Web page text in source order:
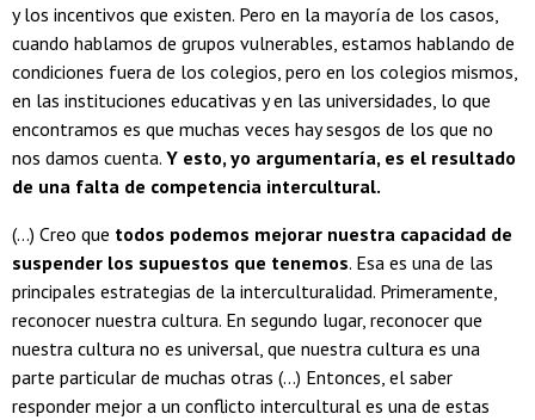
y los incentivos que existen. Pero en la mayoría de los casos,
cuando hablamos de grupos vulnerables, estamos hablando de
condiciones fuera de los colegios, pero en los colegios mismos,
en las instituciones educativas y en las universidades, lo que
encontramos es que muchas veces hay sesgos de los que no
nos damos cuenta. Y esto, yo argumentaría, es el resultado
de una falta de competencia intercultural.
(...) Creo que todos podemos mejorar nuestra capacidad de
suspender los supuestos que tenemos. Esa es una de las
principales estrategias de la interculturalidad. Primeramente,
reconocer nuestra cultura. En segundo lugar, reconocer que
nuestra cultura no es universal, que nuestra cultura es una
parte particular de muchas otras (...) Entonces, el saber
responder mejor a un conflicto intercultural es una de estas